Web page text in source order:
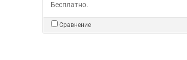
Бесплатно.
Сравнение